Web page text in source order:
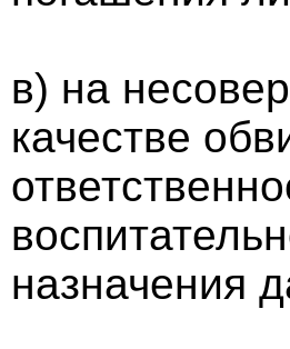
в) на
качестве
назначения